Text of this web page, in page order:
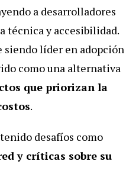
a desarrolladores
técnica y accesibilidad.
siendo líder en adopción
como una alternativa
que priorizan la
.
desafíos como
y críticas sobre su